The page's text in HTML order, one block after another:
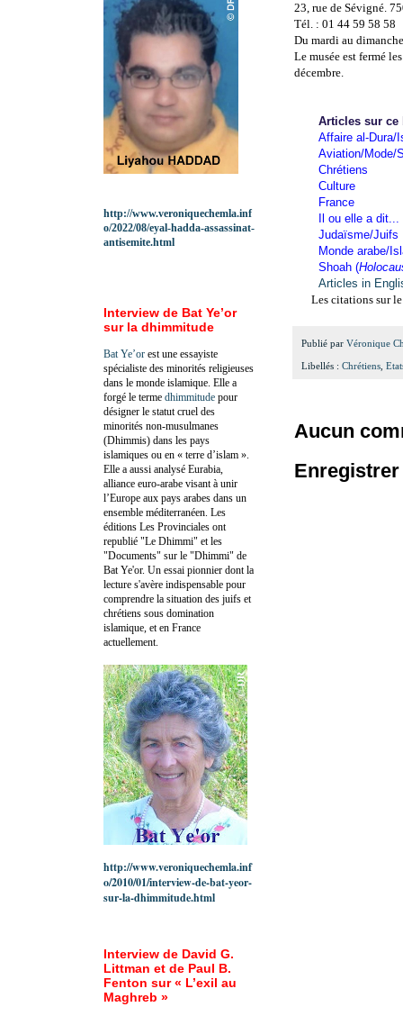
23, rue de Sévigné.
Tél. : 01 44 59 58 58
Du mardi au
Le musée est fermé
décembre.
Articles sur ce
Affaire al-Dura/
Aviation/Mode/
Chrétiens
Culture
France
Il ou elle a dit...
Judaïsme/Juifs
Monde arabe/
Shoah (
Articles in
Les citations sur
Publié par Véronique
Libellés : Chrétiens
Aucun
http://www.veroniquechemla.inf
o/2022/08/eyal-hadda-assassinat-
antisemite.html
Interview de Bat Ye’or
sur la dhimmitude
Bat Ye’or est une essayiste
spécialiste des minorités religieuses
dans le monde islamique. Elle a
forgé le terme dhimmitude pour
désigner le statut cruel des
minorités non-musulmanes
(Dhimmis) dans les pays
islamiques ou en « terre d’islam ».
Elle a aussi analysé Eurabia,
alliance euro-arabe visant à unir
l’Europe aux pays arabes dans un
ensemble méditerranéen. Les
éditions Les Provinciales ont
republié "Le Dhimmi" et les
"Documents" sur le "Dhimmi" de
Bat Ye'or. Un essai pionnier dont la
lecture s'avère indispensable pour
comprendre la situation des juifs et
chrétiens sous domination
islamique, et en France
actuellement.
http://www.veroniquechemla.inf
o/2010/01/interview-de-bat-yeor-
sur-la-dhimmitude.html
Interview de David G.
Littman et de Paul B.
Fenton sur « L’exil au
Maghreb »